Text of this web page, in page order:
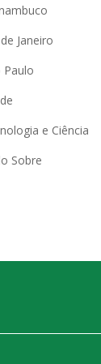
Janeiro
Paulo
e Ciência
Sobre